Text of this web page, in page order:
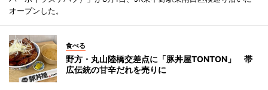
オープンした。
食べる
野方・丸山陸橋交差点に「豚丼屋TONTON」 帯
広伝統の甘辛だれを売りに